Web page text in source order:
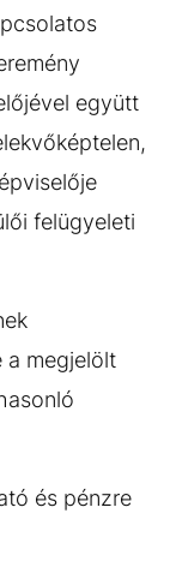
együtt
felügyeleti
a megjelölt
és pénzre